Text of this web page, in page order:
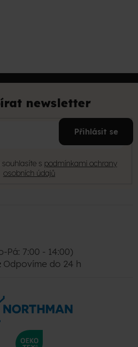
newsletter
s podmínkami ochrany
osobních údajů
Přihlásit se
Pá: 7:00 - 14:00)
Odpovíme do 24 h